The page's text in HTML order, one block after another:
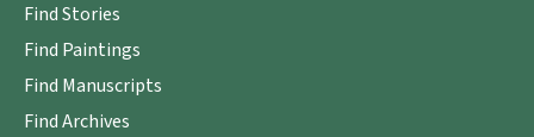
Find Stories
Find Paintings
Find Manuscripts
Find Archives